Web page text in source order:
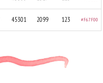
45301 2099 123 #F67F00